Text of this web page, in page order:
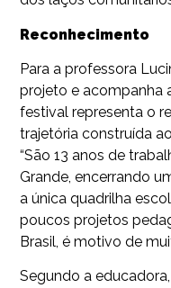
Reconhecimento
Para a professora
projeto e acompanha
festival representa o
trajetória construída
“São 13 anos de
Grande, encerrando
a única quadrilha
poucos projetos
Brasil, é motivo de
Segundo a